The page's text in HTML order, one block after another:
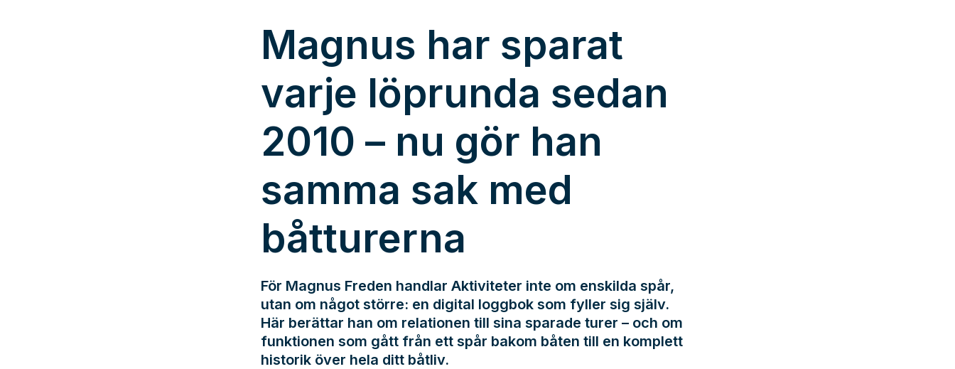
Magnus har sparat
varje löprunda sedan
2010 – nu gör han
samma sak med
båtturerna
För Magnus Freden handlar Aktiviteter inte om enskilda spår,
utan om något större: en digital loggbok som fyller sig själv.
Här berättar han om relationen till sina sparade turer – och om
funktionen som gått från ett spår bakom båten till en komplett
historik över hela ditt båtliv.